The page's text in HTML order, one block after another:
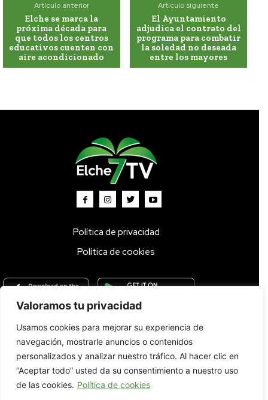
Valoramos tu privacidad
Usamos cookies para mejorar su experiencia de
navegación, mostrarle anuncios o contenidos
personalizados y analizar nuestro tráfico. Al hacer clic en
“Aceptar todo” usted da su consentimiento a nuestro uso
de las cookies. Política de cookies
Artículo anterior
Elche se marca la
próxima década para
que todos los centros
educativos cuenten con
aire acondicionado
Artículo siguiente
El Ayuntamiento
adjudica el contrato del
programa para combatir
la soledad no deseada
entre los mayores
Política de privacidad
Política de cookies
TV DIRECTO 🔴 Programas Parrilla
Radio
Bolsa de Trabajo Contacto